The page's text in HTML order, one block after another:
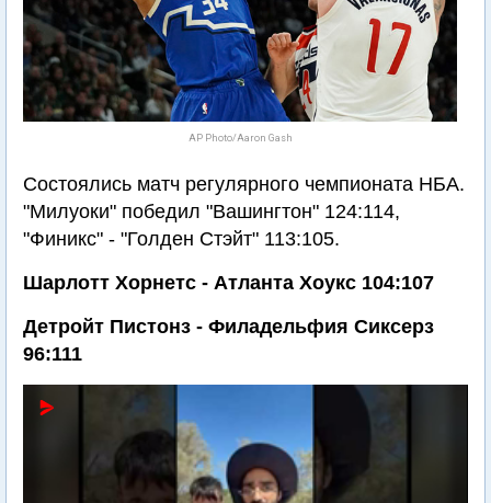
AP Photo/Aaron Gash
Состоялись матч регулярного чемпионата НБА.
"Милуоки" победил "Вашингтон" 124:114,
"Финикс" - "Голден Стэйт" 113:105.
Шарлотт Хорнетс - Атланта Хоукс 104:107
Детройт Пистонз - Филадельфия Сиксерз
96:111